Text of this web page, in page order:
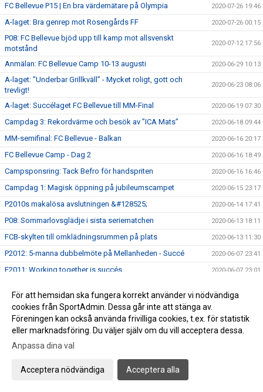
FC Bellevue P15 | En bra värdemätare på Olympia 2020-07-26 19:46
A-laget: Bra genrep mot Rosengårds FF 2020-07-26 00:15
P08: FC Bellevue bjöd upp till kamp mot allsvenskt
motstånd
2020-07-12 17:56
Anmälan: FC Bellevue Camp 10-13 augusti 2020-06-29 10:13
A-laget: ”Underbar Grillkväll” - Mycket roligt, gott och
trevligt!
2020-06-23 08:06
A-laget: Succélaget FC Bellevue till MM-Final 2020-06-19 07:30
Campdag 3: Rekordvärme och besök av ”ICA Mats” 2020-06-18 09:44
MM-semifinal: FC Bellevue - Balkan 2020-06-16 20:17
FC Bellevue Camp - Dag 2 2020-06-16 18:49
Campsponsring: Tack Befro för handspriten 2020-06-16 16:46
Campdag 1: Magisk öppning på jubileumscampet 2020-06-15 23:17
P2010s makalösa avslutningen &#128525; 2020-06-14 17:41
P08: Sommarlovsglädje i sista seriematchen 2020-06-13 18:11
FCB-skylten till omklädningsrummen på plats 2020-06-13 11:30
P2012: 5-manna dubbelmöte på Mellanheden - Succé 2020-06-07 23:41
F2011: Working together is succés 2020-06-07 23:01
P08: Under svensk flagg
P05: FC Bellevue värvar ”legenden” Bosse Augustsson 2020-06-04 21:19
Mellanheden: Ä N T L I G E N 2020-06-03 17:00
P09: 9-manna debut med mersmak
P2010s mentala styrka sattes på prov.
För att hemsidan ska fungera korrekt använder vi nödvändiga
cookies från SportAdmin. Dessa går inte att stänga av.
Föreningen kan också använda frivilliga cookies, t.ex. för statistik
eller marknadsföring. Du väljer själv om du vill acceptera dessa.
Anpassa dina val
Acceptera nödvändiga Acceptera alla